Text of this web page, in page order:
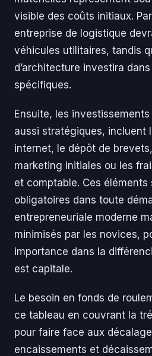
visible des coûts initiaux.
entreprise de logistique
véhicules utilitaires, tandis
d’architecture investira
spécifiques.
Ensuite, les
aussi stratégiques, incluent
internet, le dépôt de
marketing initiales ou les
et comptable. Ces
obligatoires dans toute
entrepreneuriale moderne
minimisés par les novices,
importance dans la
est capitale.
Le besoin en fonds de
ce tableau en couvrant la
pour faire face aux
encaissements et